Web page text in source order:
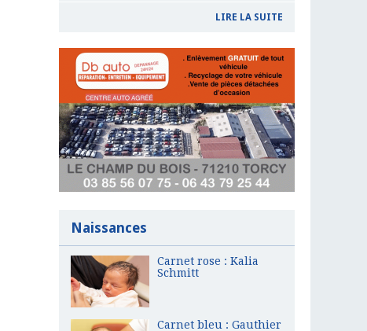
LIRE LA SUITE
Naissances
Carnet rose : Kalia
Schmitt
Carnet bleu : Gauthier